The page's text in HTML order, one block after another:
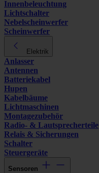
Innenbeleuchtung
Lichtschalter
Nebelscheinwerfer
Scheinwerfer
Elektrik
Anlasser
Antennen
Batteriekabel
Hupen
Kabelbäume
Lichtmaschinen
Montagezubehör
Radio- & Lautsprecherteile
Relais & Sicherungen
Schalter
Steuergeräte
Sensoren